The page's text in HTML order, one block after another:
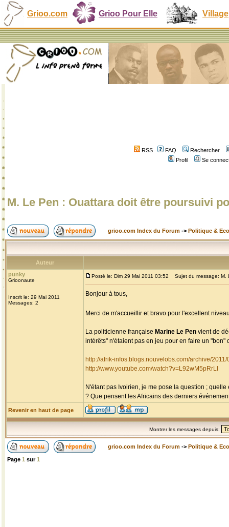
Grioo.com Grioo Pour Elle Village
RSS FAQ
Rechercher
Profil
Se
M. Le Pen : Ouattara doit être poursuivi
grioo.com Index du Forum -> Politique &
Auteur
punky
Grioonaute
Inscrit le: 29 Mai 2011
Messages: 2
Posté le: Dim 29 Mai 2011 03:52 Sujet du message: M.
Bonjour à tous,
Merci de m'accueillir et bravo pour l'excellent
La politicienne française Marine Le Pen vient de
intérêts" n'étaient pas en jeu pour en faire un "bon"
http://afrik-infos.blogs.nouvelobs.com/archive/
http://www.youtube.com/watch?v=L92wM5pRrLI
N'étant pas Ivoirien, je me pose la question ;
? Que pensent les Africains des derniers
Revenir en haut de page
Montrer les messages depuis:
grioo.com Index du Forum -> Politique &
Page 1 sur1